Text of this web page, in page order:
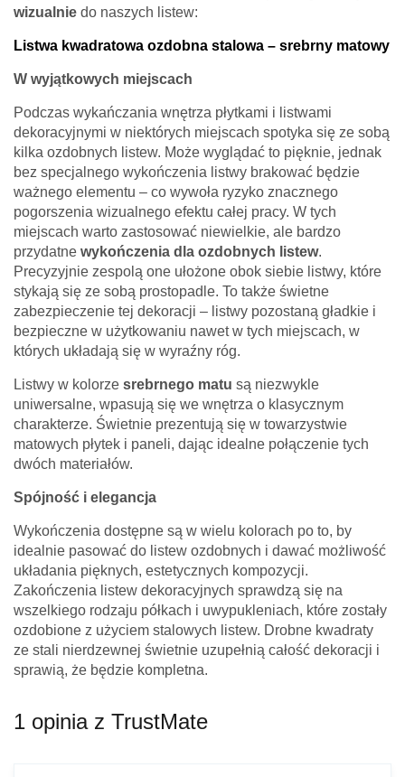
wizualnie do naszych listew:
Listwa kwadratowa ozdobna stalowa – srebrny matowy
W wyjątkowych miejscach
Podczas wykańczania wnętrza płytkami i listwami
dekoracyjnymi w niektórych miejscach spotyka się ze sobą
kilka ozdobnych listew. Może wyglądać to pięknie, jednak
bez specjalnego wykończenia listwy brakować będzie
ważnego elementu – co wywoła ryzyko znacznego
pogorszenia wizualnego efektu całej pracy. W tych
miejscach warto zastosować niewielkie, ale bardzo
przydatne wykończenia dla ozdobnych listew.
Precyzyjnie zespolą one ułożone obok siebie listwy, które
stykają się ze sobą prostopadle. To także świetne
zabezpieczenie tej dekoracji – listwy pozostaną gładkie i
bezpieczne w użytkowaniu nawet w tych miejscach, w
których układają się w wyraźny róg.
Listwy w kolorze srebrnego matu są niezwykle
uniwersalne, wpasują się we wnętrza o klasycznym
charakterze. Świetnie prezentują się w towarzystwie
matowych płytek i paneli, dając idealne połączenie tych
dwóch materiałów.
Spójność i elegancja
Wykończenia dostępne są w wielu kolorach po to, by
idealnie pasować do listew ozdobnych i dawać możliwość
układania pięknych, estetycznych kompozycji.
Zakończenia listew dekoracyjnych sprawdzą się na
wszelkiego rodzaju półkach i uwypukleniach, które zostały
ozdobione z użyciem stalowych listew. Drobne kwadraty
ze stali nierdzewnej świetnie uzupełnią całość dekoracji i
sprawią, że będzie kompletna.
1 opinia z TrustMate